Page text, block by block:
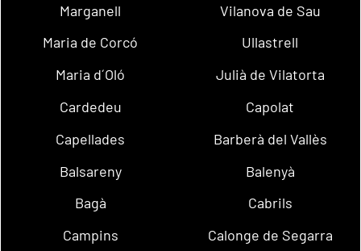
Marganell
Vilanova de Sau
Maria de Corcó
Ullastrell
Maria d´Oló
Julià de Vilatorta
Cardedeu
Capolat
Capellades
Barberà del Vallès
Balsareny
Balenyà
Bagà
Cabrils
Campins
Calonge de Segarra